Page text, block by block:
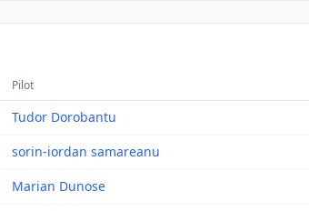
Pilot
Tudor Dorobantu
sorin-iordan samareanu
Marian Dunose